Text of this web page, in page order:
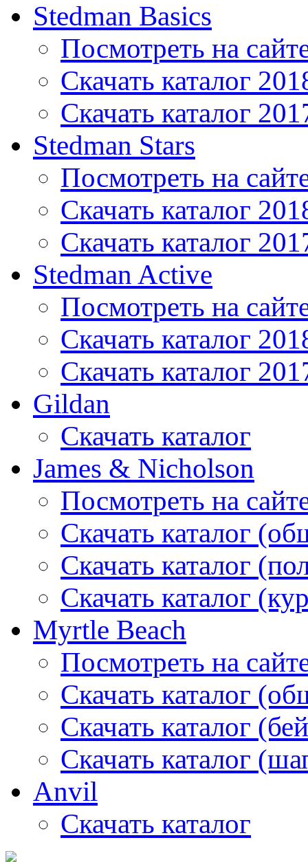
Stedman Basics
Посмотреть на
Скачать каталог
Скачать каталог
Stedman Stars
Посмотреть на
Скачать каталог
Скачать каталог
Stedman Active
Посмотреть на
Скачать каталог
Скачать каталог
Gildan
Скачать каталог
James & Nicholson
Посмотреть на
Скачать каталог
Скачать каталог
Скачать каталог
Myrtle Beach
Посмотреть на
Скачать каталог
Скачать каталог
Скачать каталог
Anvil
Скачать каталог